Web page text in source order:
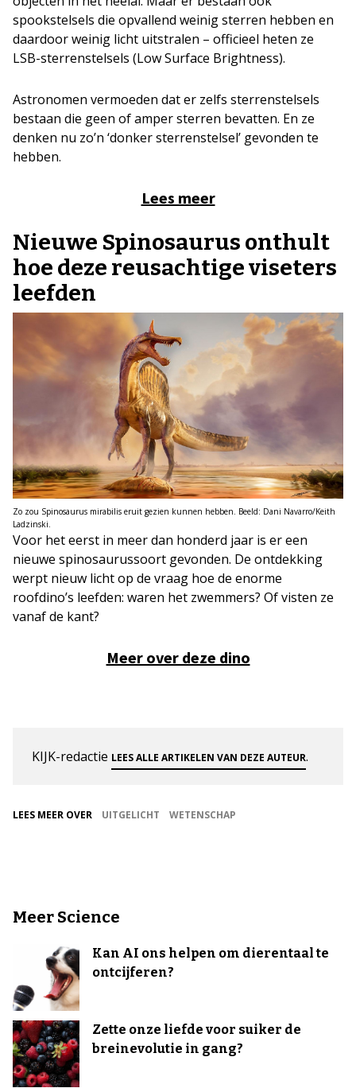
spookstelsels die opvallend weinig sterren hebben en
daardoor weinig licht uitstralen – officieel heten ze
LSB-sterrenstelsels (Low Surface Brightness).
Astronomen vermoeden dat er zelfs sterrenstelsels
bestaan die geen of amper sterren bevatten. En ze
denken nu zo’n ‘donker sterrenstelsel’ gevonden te
hebben.
Lees meer
Nieuwe Spinosaurus onthult
hoe deze reusachtige viseters
leefden
Zo zou Spinosaurus mirabilis eruit gezien kunnen hebben. Beeld: Dani Navarro/Keith
Ladzinski.
Voor het eerst in meer dan honderd jaar is er een
nieuwe spinosaurussoort gevonden. De ontdekking
werpt nieuw licht op de vraag hoe de enorme
roofdino’s leefden: waren het zwemmers? Of visten ze
vanaf de kant?
Meer over deze dino
KIJK-redactie LEES ALLE ARTIKELEN VAN DEZE AUTEUR.
LEES MEER OVER UITGELICHT WETENSCHAP
Meer Science
Kan AI ons helpen om dierentaal te
ontcijferen?
Zette onze liefde voor suiker de
breinevolutie in gang?